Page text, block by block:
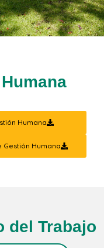
Humana
Gestión Humana
del Trabajo